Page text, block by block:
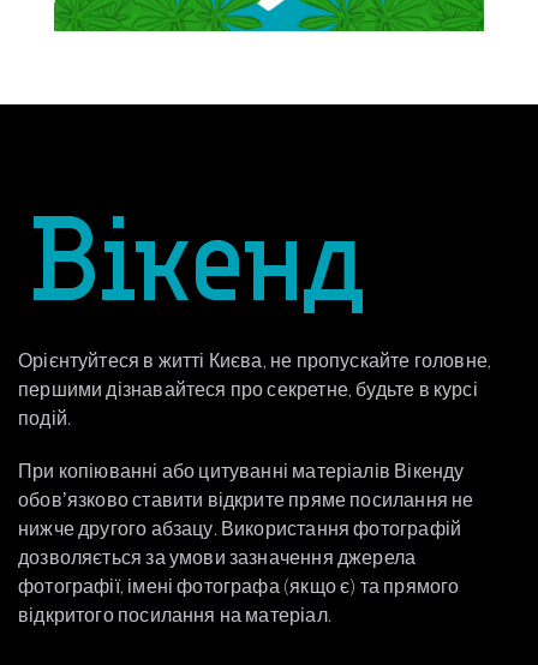
Орієнтуйтеся в житті Києва, не пропускайте головне,
першими дізнавайтеся про секретне, будьте в курсі
подій.
При копіюванні або цитуванні матеріалів Вікенду
обовʼязково ставити відкрите пряме посилання не
нижче другого абзацу. Використання фотографій
дозволяється за умови зазначення джерела
фотографії, імені фотографа (якщо є) та прямого
відкритого посилання на матеріал.